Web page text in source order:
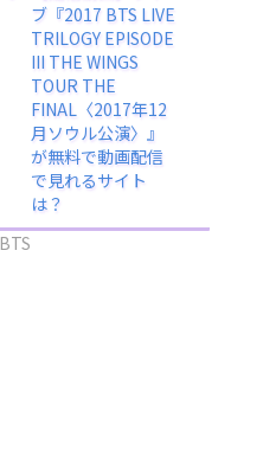
ブ『2017 BTS LIVE
TRILOGY EPISODE
III THE WINGS
TOUR THE
FINAL〈2017年12
月ソウル公演〉』
が無料で動画配信
で見れるサイト
は？
BTS